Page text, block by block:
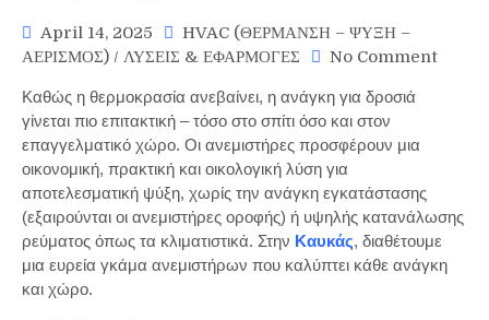
April 14, 2025
HVAC (ΘΕΡΜΑΝΣΗ – ΨΥΞΗ –
ΑΕΡΙΣΜΟΣ) / ΛΥΣΕΙΣ & ΕΦΑΡΜΟΓΕΣ No Commenton
για
την
Καθώς η θερμοκρασία ανεβαίνει, η ανάγκη για δροσιά
γίνεται πιο επιτακτική – τόσο στο σπίτι όσο και στον
επαγγελματικό χώρο. Οι ανεμιστήρες προσφέρουν μια
οικονομική, πρακτική και οικολογική λύση για
αποτελεσματική ψύξη, χωρίς την ανάγκη εγκατάστασης
(εξαιρούνται οι ανεμιστήρες οροφής) ή υψηλής κατανάλωσης
ρεύματος όπως τα κλιματιστικά. Στην Καυκάς, διαθέτουμε
μια ευρεία γκάμα ανεμιστήρων που καλύπτει κάθε ανάγκη
και χώρο.